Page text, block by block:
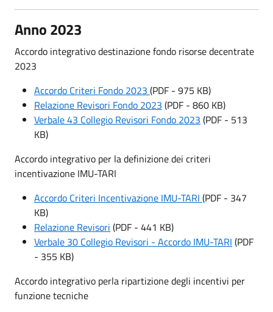
Anno 2023
Accordo integrativo destinazione fondo risorse decentrate
2023
Accordo Criteri Fondo 2023 (PDF - 975 KB)
Relazione Revisori Fondo 2023 (PDF - 860 KB)
Verbale 43 Collegio Revisori Fondo 2023 (PDF - 513
KB)
Accordo integrativo per la definizione dei criteri
incentivazione IMU-TARI
Accordo Criteri Incentivazione IMU-TARI (PDF - 347
KB)
Relazione Revisori (PDF - 441 KB)
Verbale 30 Collegio Revisori - Accordo IMU-TARI (PDF
- 355 KB)
Accordo integrativo perla ripartizione degli incentivi per
funzione tecniche